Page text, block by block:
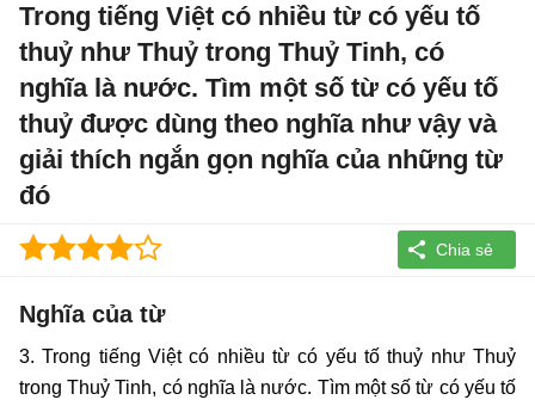
Trong tiếng Việt có nhiều từ có yếu tố
thuỷ như Thuỷ trong Thuỷ Tinh, có
nghĩa là nước. Tìm một số từ có yếu tố
thuỷ được dùng theo nghĩa như vậy và
giải thích ngắn gọn nghĩa của những từ
đó
Nghĩa của từ
3. Trong tiếng Việt có nhiều từ có yếu tố thuỷ như Thuỷ
trong Thuỷ Tinh, có nghĩa là nước. Tìm một số từ có yếu tố